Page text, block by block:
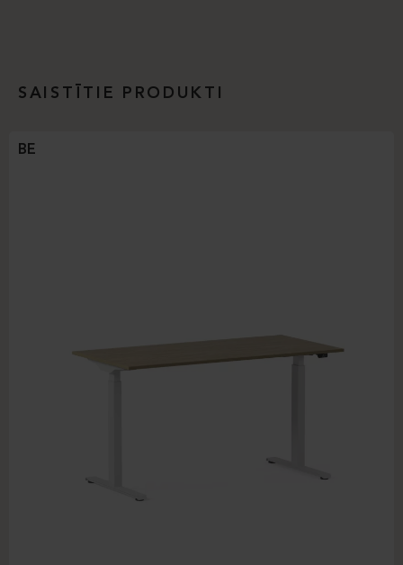
SAISTĪTIE PRODUKTI
BE